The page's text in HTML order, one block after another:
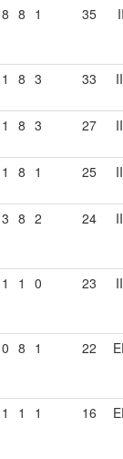
8 8 1 35
1 8 3 33
1 8 3 27
1 8 1 25
3 8 2 24
1 1 0 23
0 8 1 22
1 1 1 16